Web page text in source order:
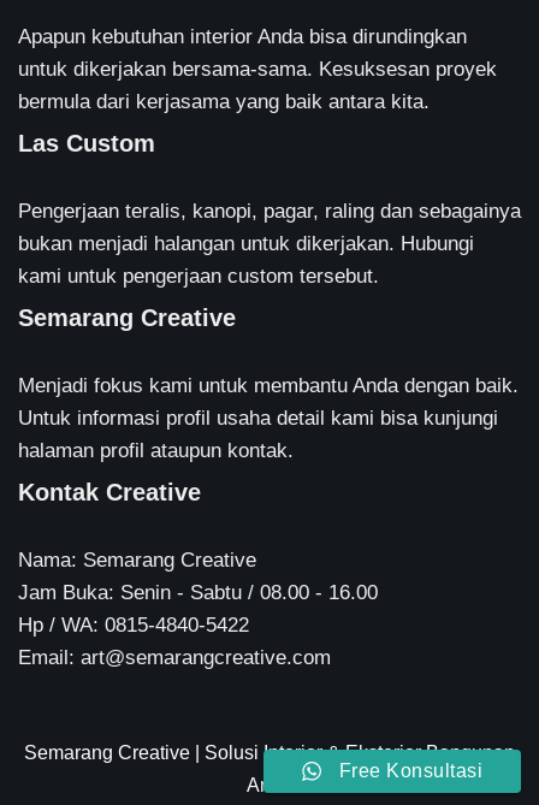
Apapun kebutuhan interior Anda bisa dirundingkan
untuk dikerjakan bersama-sama. Kesuksesan proyek
bermula dari kerjasama yang baik antara kita.
Las Custom
Pengerjaan teralis, kanopi, pagar, raling dan sebagainya
bukan menjadi halangan untuk dikerjakan. Hubungi
kami untuk pengerjaan custom tersebut.
Semarang Creative
Menjadi fokus kami untuk membantu Anda dengan baik.
Untuk informasi profil usaha detail kami bisa kunjungi
halaman profil ataupun kontak.
Kontak Creative
Nama: Semarang Creative
Jam Buka: Senin - Sabtu / 08.00 - 16.00
Hp / WA: 0815-4840-5422
Email: art@semarangcreative.com
Semarang Creative | Solusi Interior & Eksterior Bangunan
Anda
Free Konsultasi